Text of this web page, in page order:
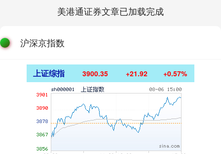
美港通证券文章已加载完成
沪深京指数
上证综指 3900.35 +21.92 +0.57%